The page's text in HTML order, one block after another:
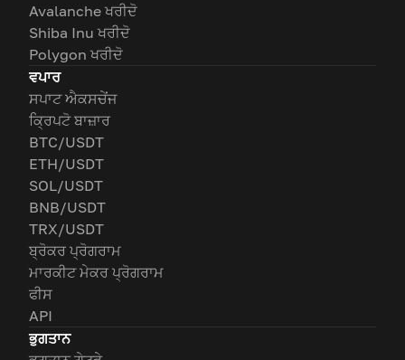
Avalanche ਖਰੀਦੋ
Shiba Inu ਖਰੀਦੋ
Polygon ਖਰੀਦੋ
ਵਪਾਰ
ਸਪਾਟ ਐਕਸਚੇਂਜ
ਕ੍ਰਿਪਟੋ ਬਾਜ਼ਾਰ
BTC/USDT
ETH/USDT
SOL/USDT
BNB/USDT
TRX/USDT
ਬ੍ਰੋਕਰ ਪ੍ਰੋਗਰਾਮ
ਮਾਰਕੀਟ ਮੇਕਰ ਪ੍ਰੋਗਰਾਮ
ਫੀਸ
API
ਭੁਗਤਾਨ